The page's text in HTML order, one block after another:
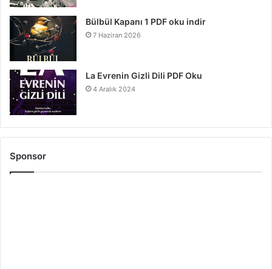
Bülbül Kapanı 1 PDF oku indir
7 Haziran 2026
La Evrenin Gizli Dili PDF Oku
4 Aralık 2024
Sponsor